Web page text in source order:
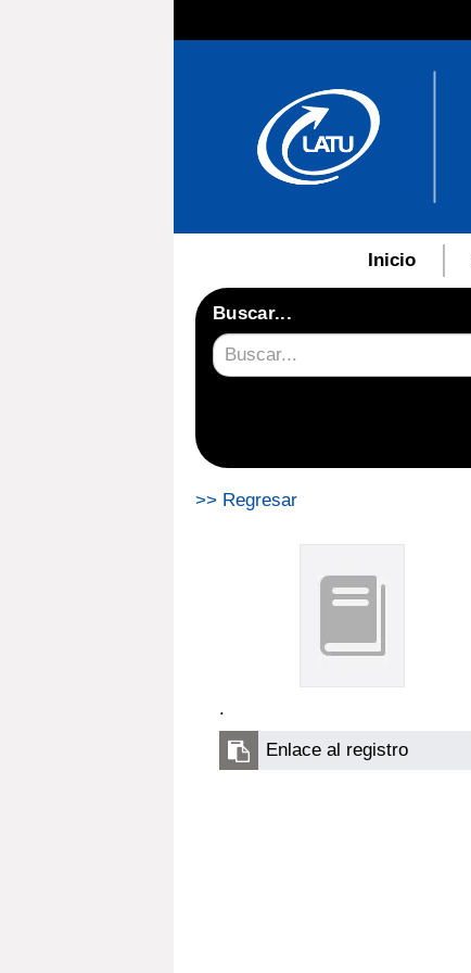
Inicio
Buscar...
>> Regresar
.
Enlace al registro